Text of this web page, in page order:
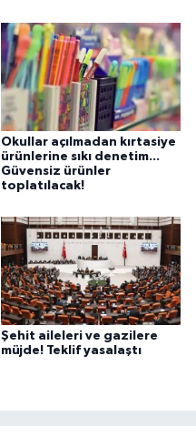
Okullar açılmadan kırtasiye
ürünlerine sıkı denetim...
Güvensiz ürünler
toplatılacak!
Şehit aileleri ve gazilere
müjde! Teklif yasalaştı